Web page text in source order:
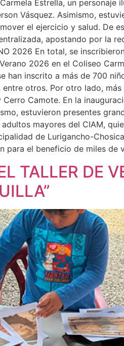
Estrella, un personaje
Vásquez. Asimismo,
el ejercicio y salud. De
apostando por la
2026 En total, se
2026 en el Coliseo
han inscrito a más de 700
otros. Por otro lado,
Cerro Camote. En la
estuvieron presentes
mayores del CIAM,
de Lurigancho-
para el beneficio de miles de
TALLER DE